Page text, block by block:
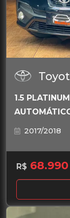
1.5
2017/2018
R$ 68.990